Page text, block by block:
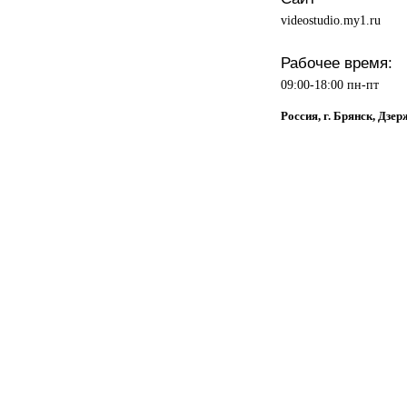
videostudio.my1.ru
Рабочее время:
09:00-18:00 пн-пт
Россия, г. Брянск,